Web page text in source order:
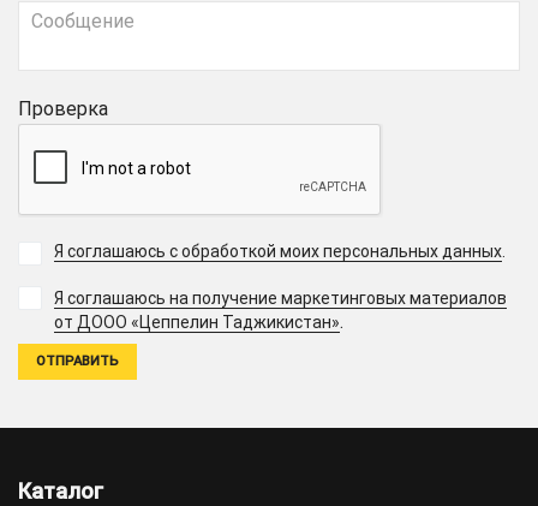
Проверка
Я соглашаюсь с обработкой моих персональных данных.
Я соглашаюсь на получение маркетинговых материалов
от ДООО «Цеппелин Таджикистан».
Каталог